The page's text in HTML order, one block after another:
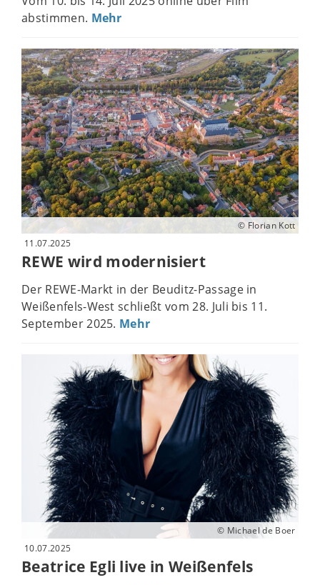
abstimmen. Mehr
© Florian Kott
11.07.2025
REWE wird modernisiert
Der REWE-Markt in der Beuditz-Passage in
Weißenfels-West schließt vom 28. Juli bis 11.
September 2025. Mehr
© Michael de Boer
10.07.2025
Beatrice Egli live in Weißenfels